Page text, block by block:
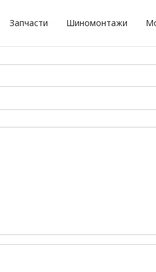
Запчасти Шиномонтажи